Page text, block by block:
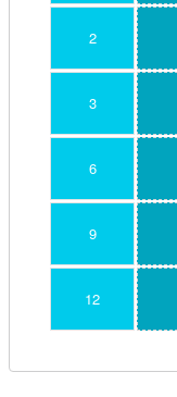
2
3
6
9
12